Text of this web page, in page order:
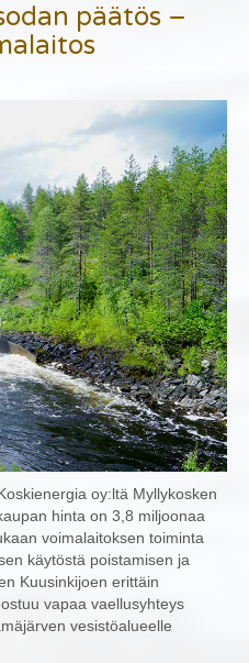
päätös –
oy:ltä Myllykosken
hinta on 3,8 miljoonaa
voimalaitoksen toiminta
käytöstä poistamisen ja
Kuusinkijoen erittäin
vapaa vaellusyhteys
vesistöalueelle